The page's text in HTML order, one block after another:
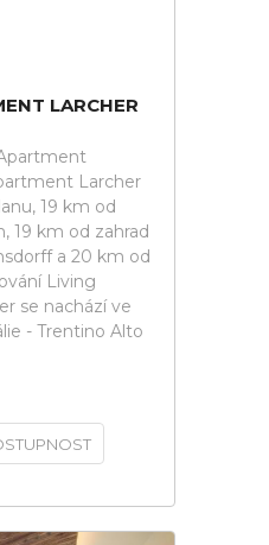
LARCHER
Larcher
19 km od
19 km od zahrad
a 20 km od
Living
se nachází ve
- Trentino Alto